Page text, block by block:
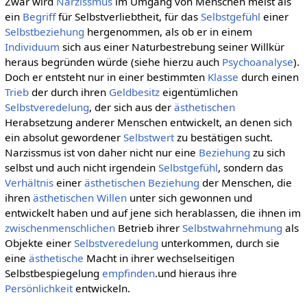
ein Begrifffür Selbstverliebtheit, für das Selbstgefühl einer
Selbstbeziehung hergenommen, als ob er in einem
Individuum sich aus einer Naturbestrebung seiner Willkür
heraus begründen würde (siehe hierzu auch Psychoanalyse).
Doch er entsteht nur in einer bestimmten Klasse durch einen
Triebder durch ihren Geldbesitzeigentümlichen
Selbstveredelung, der sich aus der ästhetischen
Herabsetzung anderer Menschen entwickelt, an denen sich
ein absolut gewordener Selbstwertzu bestätigen sucht.
Narzissmus ist von daher nicht nur eine Beziehung zu sich
selbst und auch nicht irgendein Selbstgefühl, sondern das
Verhältniseiner ästhetischen Beziehung der Menschen, die
ihren ästhetischen Willenunter sich gewonnen und
entwickelt haben und auf jene sich herablassen, die ihnen im
zwischenmenschlichenBetrieb ihrer Selbstwahrnehmung als
Objekte einer Selbstveredelung unterkommen, durch sie
eine ästhetische Macht in ihrer wechselseitigen
Selbstbespiegelung empfinden.und hieraus ihre
Persönlichkeitentwickeln.